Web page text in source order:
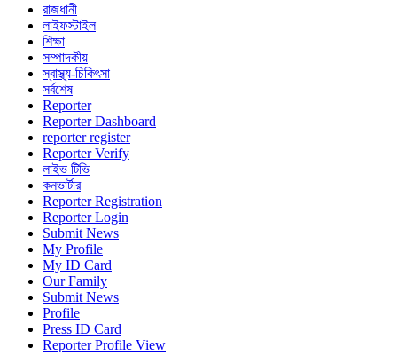
রাজধানী
লাইফস্টাইল
শিক্ষা
সম্পাদকীয়
স্বাস্থ্য-চিকিৎসা
সর্বশেষ
Reporter
Reporter Dashboard
reporter register
Reporter Verify
লাইভ টিভি
কনভার্টার
Reporter Registration
Reporter Login
Submit News
My Profile
My ID Card
Our Family
Submit News
Profile
Press ID Card
Reporter Profile View